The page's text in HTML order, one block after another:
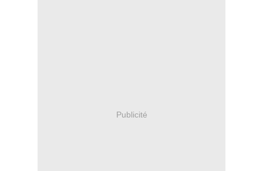
Publicité